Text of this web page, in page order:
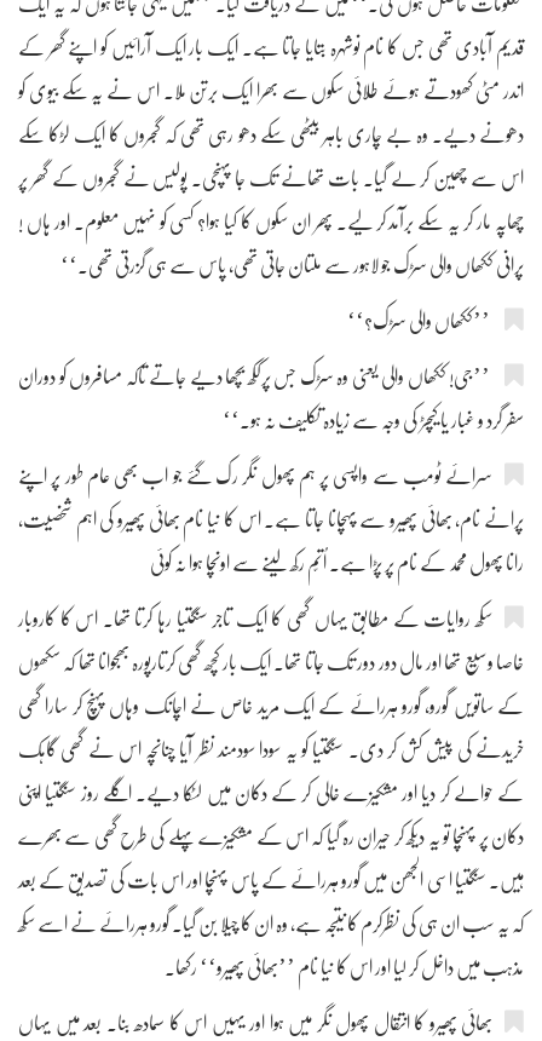
معلومات حاصل ہوں گی۔‘‘ میں نے دریافت کیا۔ ’’میں یہی جانتا ہوں کہ یہ ایک
قدیم آبادی تھی جس کا نام نوشہرہ بتایا جاتا ہے۔ ایک بار ایک آرائیں کو اپنے گھر کے
اندر مٹی کھودتے ہوئے طلائی سکوں سے بھرا ایک برتن ملا۔ اس نے یہ سکے بیوی کو
دھونے دیے۔ وہ بے چاری باہر بیٹھی سکے دھو رہی تھی کہ گجروں کا ایک لڑکا سکے
اس سے چھین کر لے گیا۔ بات تھانے تک جا پہنچی۔ پولیس نے گجروں کے گھر پر
چھاپہ مار کر یہ سکے برآمد کر لیے۔ پھر ان سکوں کا کیا ہوا؟ کسی کو نہیں معلوم۔ اور ہاں !
پرانی ککھاں والی سڑک جو لاہور سے ملتان جاتی تھی، پاس سے ہی گزرتی تھی۔‘‘
’’ککھاں والی سڑک؟‘‘
’’جی! ککھاں والی یعنی وہ سڑک جس پرککھ بچھا دیے جاتے تاکہ مسافروں کو دوران
سفر گرد و غبار یا کیچڑ کی وجہ سے زیادہ تکلیف نہ ہو۔‘‘
سرائے ٹومب سے واپسی پر ہم پھول نگر رک گئے جو اب بھی عام طور پر اپنے
پرانے نام، بھائی پھیرو سے پہچانا جاتا ہے۔ اس کا نیا نام بھائی پھیرو کی اہم شخصیت،
رانا پھول محمد کے نام پر پڑا ہے۔ اُتّم رکھ لینے سے اونچا ہوا نہ کوئی
سکھ روایات کے مطابق یہاں گھی کا ایک تاجر سنگتیا رہا کرتا تھا۔ اس کا کاروبار
خاصا وسیع تھا اور مال دور دور تک جاتا تھا۔ ایک بار کچھ گھی کرتارپورہ بھجوانا تھا کہ سکھوں
کے ساتویں گورو، گورو ہررائے کے ایک مرید خاص نے اچانک وہاں پہنچ کر سارا گھی
خریدنے کی پیش کش کر دی۔ سنگتیا کو یہ سودا سودمند نظر آیا چنانچہ اس نے گھی گاہک
کے حوالے کر دیا اور مشکیزے خالی کر کے دکان میں لٹکا دیے۔ اگلے روز سنگتیا اپنی
دکان پر پہنچا تو یہ دیکھ کر حیران رہ گیا کہ اس کے مشکیزے پہلے کی طرح گھی سے بھرے
ہیں۔ سنگتیا اسی الجھن میں گورو ہررائے کے پاس پہنچا اور اس بات کی تصدیق کے بعد
کہ یہ سب ان ہی کی نظرکرم کا نتیجہ ہے، وہ ان کا چیلا بن گیا۔ گورو ہررائے نے اسے سکھ
مذہب میں داخل کر لیا اور اس کا نیا نام ’’بھائی پھیرو‘‘ رکھا۔
بھائی پھیرو کا انتقال پھول نگر میں ہوا اور یہیں اس کا سمادھ بنا۔ بعد میں یہاں